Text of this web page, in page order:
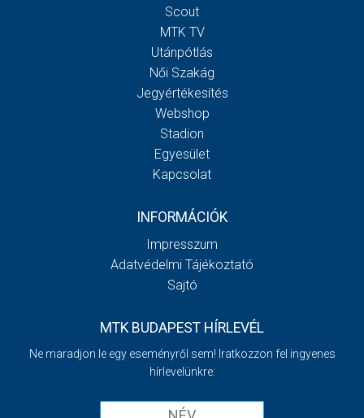
Scout
MTK TV
Utánpótlás
Női Szakág
Jegyértékesítés
Webshop
Stadion
Egyesület
Kapcsolat
INFORMÁCIÓK
Impresszum
Adatvédelmi Tájékoztató
Sajtó
MTK BUDAPEST HÍRLEVÉL
Ne maradjon le egy eseményről sem! Iratkozzon fel ingyenes
hírlevelünkre: